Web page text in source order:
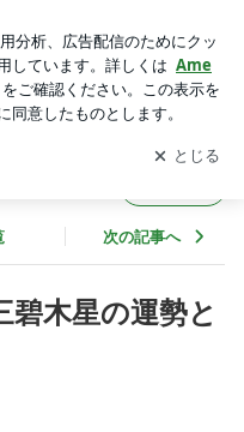
運鑑定ダイアリー
新通知
を受け取りまし
開く
次の記事へ
碧木星の運勢と